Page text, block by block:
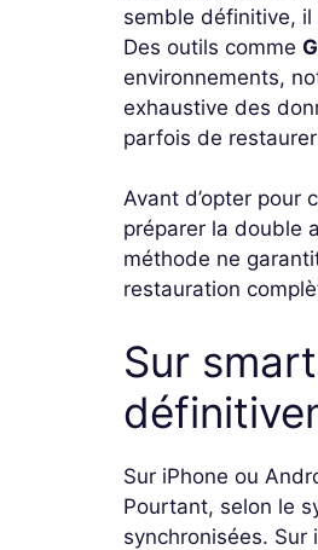
semble définitive, il
Des outils comme
environnements,
exhaustive des
parfois de
Avant d’opter pour
préparer la double
méthode ne
restauration
Sur
Sur iPhone ou
Pourtant, selon le
synchronisées. Sur